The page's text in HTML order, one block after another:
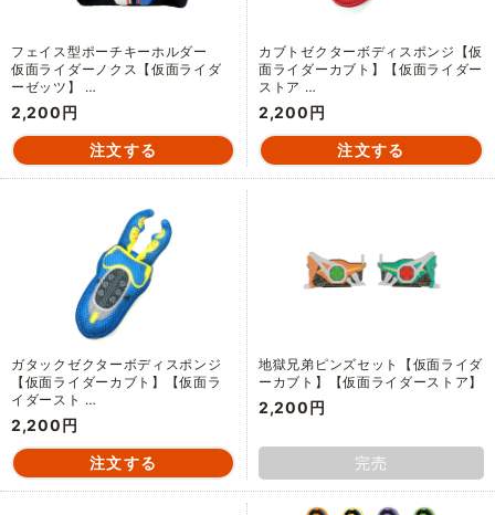
フェイス型ポーチキーホルダー
仮面ライダーノクス【仮面ライダ
ーゼッツ】 …
2,200円
カブトゼクターボディスポンジ【仮
面ライダーカブト】【仮面ライダー
ストア …
2,200円
ガタックゼクターボディスポンジ
【仮面ライダーカブト】【仮面ラ
イダースト …
2,200円
地獄兄弟ピンズセット【仮面ライダ
ーカブト】【仮面ライダーストア】
2,200円
完売